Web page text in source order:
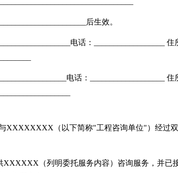
后生效。
电话：__________________ 住
电话：___________________ 住
XXXXXXXX（以下简称"工程咨询单位"）经过
XXXXXX（列明委托服务内容）咨询服务，并已